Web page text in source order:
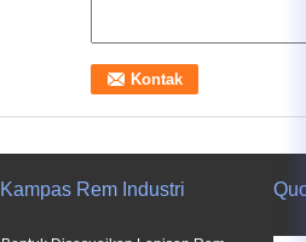
Kampas Rem Industri